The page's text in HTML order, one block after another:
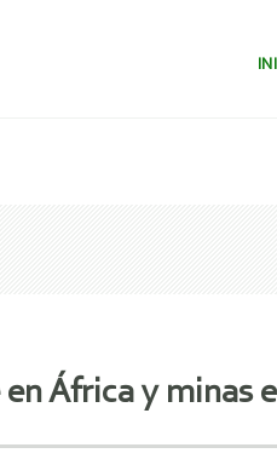
África y minas